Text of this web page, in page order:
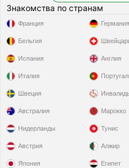
Знакомства по странам
Франция
Бельгия
Испания
Италия
Швеция
Германия
Англия
Австралия
Нидерланды
Австрия
Япония
Марокко
Тунис
Алжир
Египет